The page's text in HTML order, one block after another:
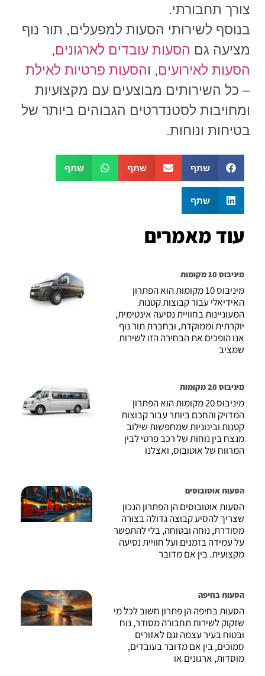
צורך תחבורתי.
בנוסף לשירותי הסעות למפעלים, תור נוף
מציעה גם הסעות עובדים לארגונים,
הסעות לאירועים, והסעות פרטיות לאילת
– כל השירותים מבוצעים עם מקצועיות
ומחויבות לסטנדרטים הגבוהים ביותר של
בטיחות ונוחות.
שתף שתף שתף
שתף
עוד מאמרים
מיניבוס 10 מקומות
מיניבוס 10 מקומות הוא הפתרון
האידיאלי עבור קבוצות קטנות
המעוניינות בחוויית נסיעה אינטימית,
יוקרתית וממוקדת, ובחברת תור נוף
אנו הופכים את הבחירה הזו לשירות
שמציב
מיניבוס 20 מקומות
מיניבוס 20 מקומות הוא הפתרון
המדויק והחכם ביותר עבור קבוצות
קטנות ובינוניות שמחפשות שילוב
מנצח בין נוחות של רכב פרטי לבין
המרווח של אוטובוס, ואצלנו
הסעות אוטובוסים
הסעות אוטובוסים הן הפתרון הנכון
שצריך להסיע קבוצה גדולה בצורה
מסודרת, נוחה ובטוחה, בלי להתפשר
על עמידה בזמנים ועל חוויית נסיעה
מקצועית. בין אם מדובר
הסעות בחיפה
הסעות בחיפה הן פתרון חשוב לכל מי
שזקוק לשירות תחבורה מסודר, נוח
ובטוח בעיר עצמה וגם לאזורים
סמוכים, בין אם מדובר בעובדים,
מוסדות, ארגונים או